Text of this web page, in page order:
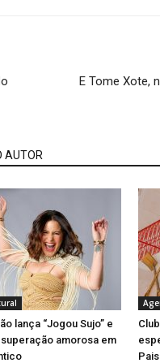
E Tome Xote,
AUTOR
lança “Jogou Sujo” e
amorosa em
Pais